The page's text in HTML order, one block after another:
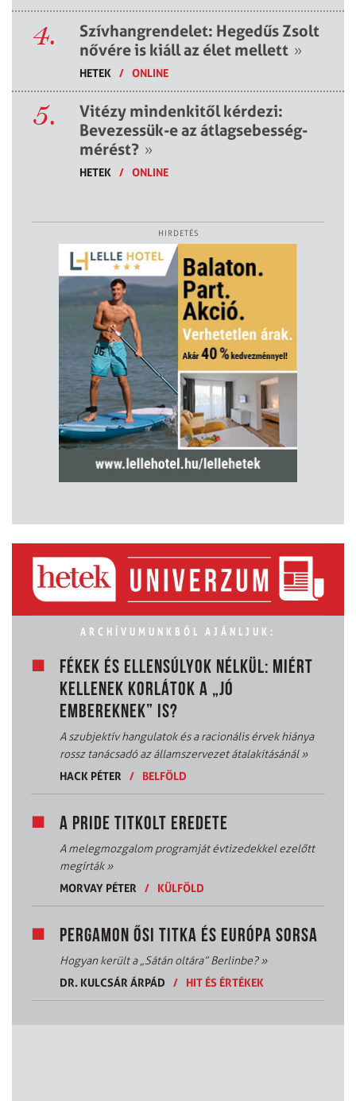
4.
Szívhangrendelet: Hegedűs Zsolt
nővére is kiáll az élet mellett »
HETEK / ONLINE
5.
Vitézy mindenkitől kérdezi:
Bevezessük-e az átlagsebesség-
mérést? »
HETEK / ONLINE
HIRDETÉS
ARCHÍVUMUNKBÓL AJÁNLJUK:
FÉKEK ÉS ELLENSÚLYOK NÉLKÜL: MIÉRT
KELLENEK KORLÁTOK A „JÓ
EMBEREKNEK” IS?
A szubjektív hangulatok és a racionális érvek hiánya
rossz tanácsadó az államszervezet átalakításánál»
HACK PÉTER / BELFÖLD
A PRIDE TITKOLT EREDETE
A melegmozgalom programját évtizedekkel ezelőtt
megírták»
MORVAY PÉTER / KÜLFÖLD
PERGAMON ŐSI TITKA ÉS EURÓPA SORSA
Hogyan került a „Sátán oltára” Berlinbe?»
DR. KULCSÁR ÁRPÁD
/ HIT ÉS ÉRTÉKEK